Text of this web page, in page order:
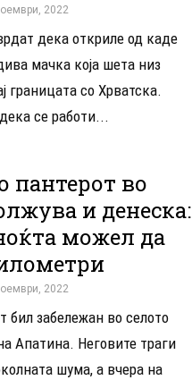
2022
дека откриле од каде
мачка која шета низ
границата со Хрватска.
се работи...
пантерот во
и денеска:
можел да
2022
бил забележан во селото
Апатина. Неговите траги
шума, а вчера на